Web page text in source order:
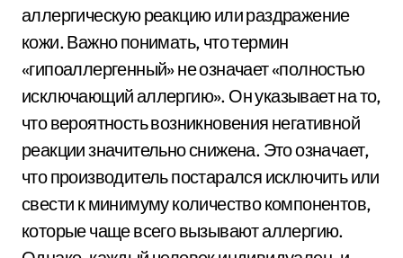
аллергическую реакцию или раздражение
кожи. Важно понимать, что термин
«гипоаллергенный» не означает «полностью
исключающий аллергию». Он указывает на то,
что вероятность возникновения негативной
реакции значительно снижена. Это означает,
что производитель постарался исключить или
свести к минимуму количество компонентов,
которые чаще всего вызывают аллергию.